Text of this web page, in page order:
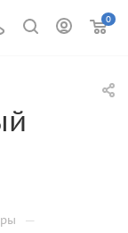
0
—